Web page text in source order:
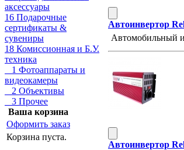
аксессуары
16 Подарочные
сертификаты &
сувениры
18 Комиссионная и Б.У.
техника
1 Фотоаппараты и
видеокамеры
2 Объективы
3 Прочее
Ваша корзина
Оформить заказ
Корзина пуста.
Автоинвертор
Автомобильный
Автоинвертор